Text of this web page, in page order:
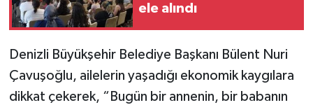
ele alındı
Denizli Büyükşehir Belediye Başkanı Bülent Nuri
Çavuşoğlu, ailelerin yaşadığı ekonomik kaygılara
dikkat çekerek, “Bugün bir annenin, bir babanın